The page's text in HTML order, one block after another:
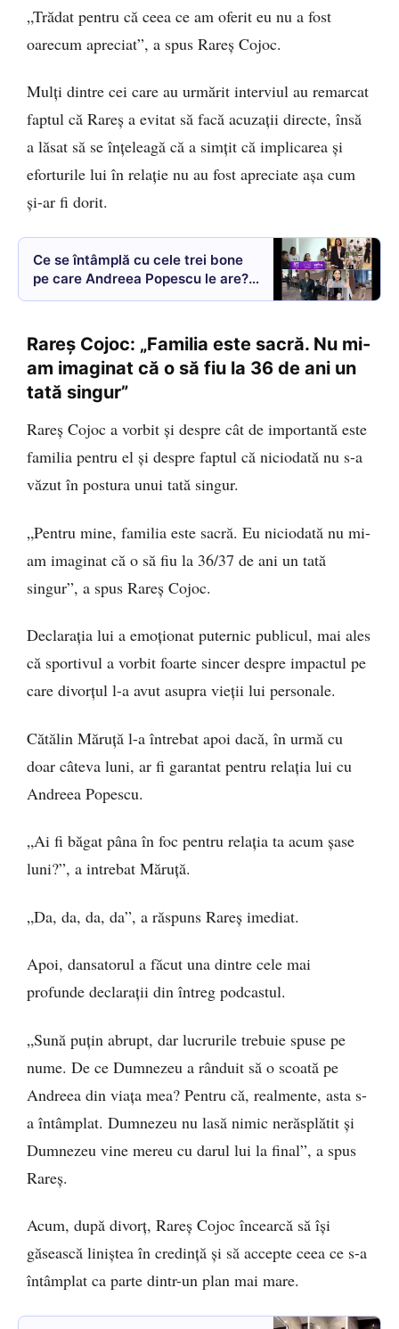
„Trădat pentru că ceea ce am oferit eu nu a fost
oarecum apreciat”, a spus Rareș Cojoc.
Mulți dintre cei care au urmărit interviul au remarcat
faptul că Rareș a evitat să facă acuzații directe, însă
a lăsat să se înțeleagă că a simțit că implicarea și
eforturile lui în relație nu au fost apreciate așa cum
și-ar fi dorit.
Ce se întâmplă cu cele trei bone
pe care Andreea Popescu le are?
Unde vor sta filipinezele? S-a
de penthouse-ul cu șapte camere:
„Nu avem balcon aici” VIDEO
Rareș Cojoc: „Familia este sacră. Nu mi-
am imaginat că o să fiu la 36 de ani un
tată singur”
Rareș Cojoc a vorbit și despre cât de importantă este
familia pentru el și despre faptul că niciodată nu s-a
văzut în postura unui tată singur.
„Pentru mine, familia este sacră. Eu niciodată nu mi-
am imaginat că o să fiu la 36/37 de ani un tată
singur”, a spus Rareș Cojoc.
Declarația lui a emoționat puternic publicul, mai ales
că sportivul a vorbit foarte sincer despre impactul pe
care divorțul l-a avut asupra vieții lui personale.
Cătălin Măruță l-a întrebat apoi dacă, în urmă cu
doar câteva luni, ar fi garantat pentru relația lui cu
Andreea Popescu.
„Ai fi băgat pâna în foc pentru relația ta acum șase
luni?”, a intrebat Măruță.
„Da, da, da, da”, a răspuns Rareș imediat.
Apoi, dansatorul a făcut una dintre cele mai
profunde declarații din întreg podcastul.
„Sună puțin abrupt, dar lucrurile trebuie spuse pe
nume. De ce Dumnezeu a rânduit să o scoată pe
Andreea din viața mea? Pentru că, realmente, asta s-
a întâmplat. Dumnezeu nu lasă nimic nerăsplătit și
Dumnezeu vine mereu cu darul lui la final”, a spus
Rareș.
Acum, după divorț, Rareș Cojoc încearcă să își
găsească liniștea în credință și să accepte ceea ce s-a
întâmplat ca parte dintr-un plan mai mare.